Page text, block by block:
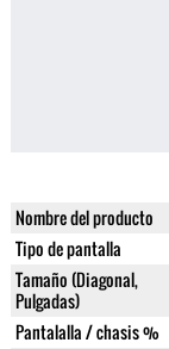
Nombre del producto
Tipo de pantalla
Tamaño (Diagonal,
Pulgadas)
Pantalalla / chasis %